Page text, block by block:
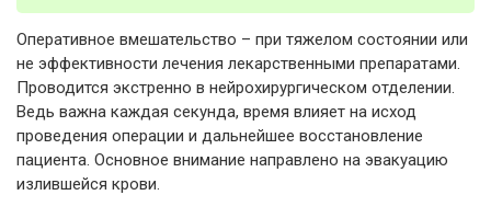
Оперативное вмешательство – при тяжелом состоянии или
не эффективности лечения лекарственными препаратами.
Проводится экстренно в нейрохирургическом отделении.
Ведь важна каждая секунда, время влияет на исход
проведения операции и дальнейшее восстановление
пациента. Основное внимание направлено на эвакуацию
излившейся крови.